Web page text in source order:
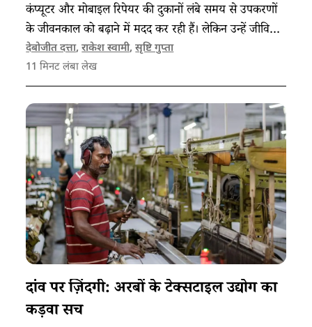
कंप्यूटर और मोबाइल रिपेयर की दुकानों लंबे समय से उपकरणों
के जीवनकाल को बढ़ाने में मदद कर रही हैं। लेकिन उन्हें जीवित
रहने के लिए समर्थन की ज़रूरत है।
देबोजीत दत्ता,राकेश स्वामी,सृष्टि गुप्ता
11 मिनट लंबा लेख
दांव पर ज़िंदगी: अरबों के टेक्सटाइल उद्योग का
कड़वा सच